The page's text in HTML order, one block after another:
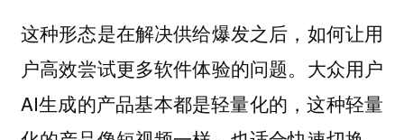
这种形态是在解决供给爆发之后，如何让用
户高效尝试更多软件体验的问题。大众用户
AI生成的产品基本都是轻量化的，这种轻量